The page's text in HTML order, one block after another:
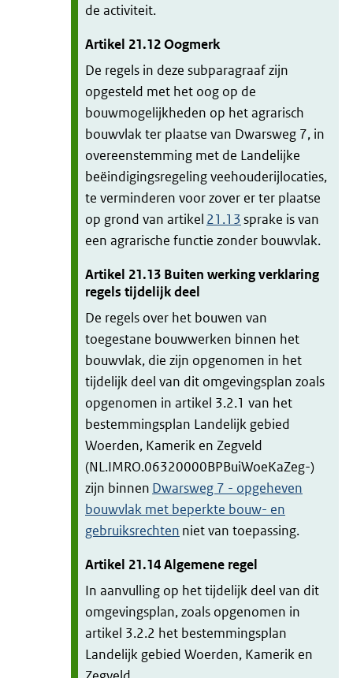
de activiteit.
Artikel 21.12Oogmerk
De regels in deze subparagraaf zijn
opgesteld met het oog op de
bouwmogelijkheden op het agrarisch
bouwvlak ter plaatse van Dwarsweg 7, in
overeenstemming met de Landelijke
beëindigingsregeling veehouderijlocaties,
te verminderen voor zover er ter plaatse
op grond van artikel 21.13 sprake is van
een agrarische functie zonder bouwvlak.
Artikel 21.13 Buiten werking verklaring
regels tijdelijk deel
De regels over het bouwen van
toegestane bouwwerken binnen het
bouwvlak, die zijn opgenomen in het
tijdelijk deel van dit omgevingsplan zoals
opgenomen in artikel 3.2.1 van het
bestemmingsplan Landelijk gebied
Woerden, Kamerik en Zegveld
(NL.IMRO.06320000BPBuiWoeKaZeg-)
zijn binnen Dwarsweg 7 - opgeheven
bouwvlak met beperkte bouw- en
gebruiksrechten niet van toepassing.
Artikel 21.14Algemene regel
In aanvulling op het tijdelijk deel van dit
omgevingsplan, zoals opgenomen in
artikel 3.2.2 het bestemmingsplan
Landelijk gebied Woerden, Kamerik en